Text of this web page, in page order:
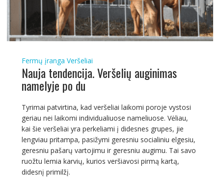
Fermų įranga Veršeliai
Nauja tendencija. Veršelių auginimas
namelyje po du
Tyrimai patvirtina, kad veršeliai laikomi poroje vystosi
geriau nei laikomi individualiuose nameliuose. Vėliau,
kai šie veršeliai yra perkeliami į didesnes grupes, jie
lengviau pritampa, pasižymi geresniu socialiniu elgesiu,
geresniu pašarų vartojimu ir geresniu augimu. Tai savo
ruožtu lemia karvių, kurios veršiavosi pirmą kartą,
didesnį primilžį.